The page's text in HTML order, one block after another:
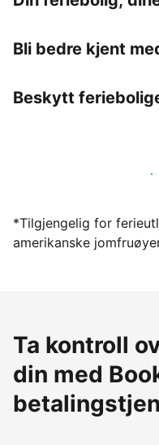
Bli bedre kjent
Beskytt
Lei ut ferieboligen
*Tilgjengelig for
amerikanske
Ta kontroll
din med